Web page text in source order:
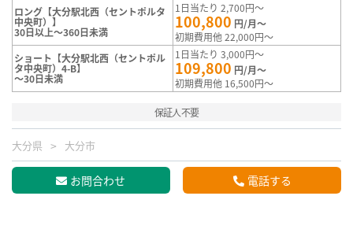
ロング【大分駅北西（セントポルタ
中央町）】
30日以上～360日未満
1日当たり 2,700円～
100,800 円/月～
初期費用他 22,000円～
ショート【大分駅北西（セントポル
タ中央町）4-B】
～30日未満
1日当たり 3,000円～
109,800 円/月～
初期費用他 16,500円～
保証人不要
大分県 大分市
お問合わせ 電話する